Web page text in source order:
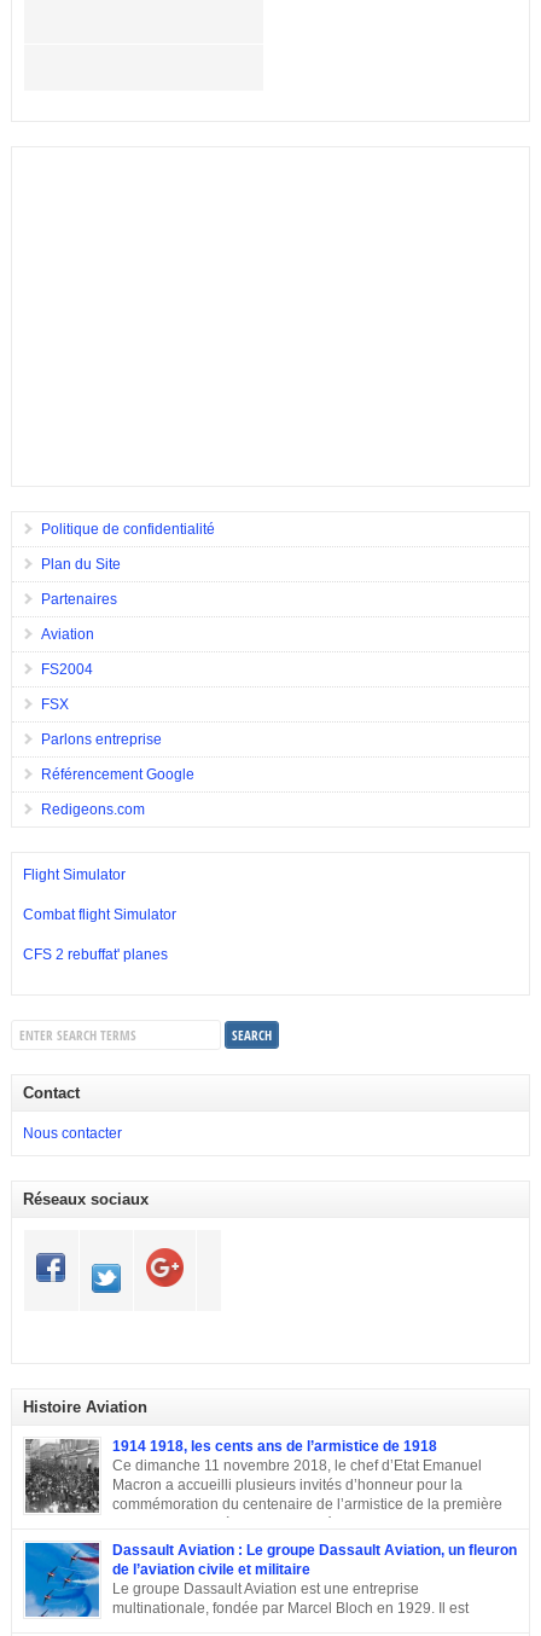
Politique de confidentialité
Plan du Site
Partenaires
Aviation
FS2004
FSX
Parlons entreprise
Référencement Google
Redigeons.com
Flight Simulator
Combat flight Simulator
CFS 2 rebuffat' planes
Contact
Nous contacter
Réseaux sociaux
Histoire Aviation
1914 1918, les cents ans de l’armistice de 1918
Ce dimanche 11 novembre 2018, le chef d’Etat Emanuel
Macron a accueilli plusieurs invités d’honneur pour la
commémoration du centenaire de l’armistice de la première
guerre mondiale à Paris.A L’Elysée, environ 70 chefs d’Etats
et dirigeants ont célébré la cérémonie des cents ans de l’armistice de 1918.
Après une semaine mémorielle les célébrations se sont poursuivies par
une commémoraison à l’Arc de triomphe et un discours du président
Emmanuel Macron.
Dassault Aviation : Le groupe Dassault Aviation, un fleuron
de l’aviation civile et militaire
Le groupe Dassault Aviation est une entreprise
multinationale, fondée par Marcel Bloch en 1929. Il est